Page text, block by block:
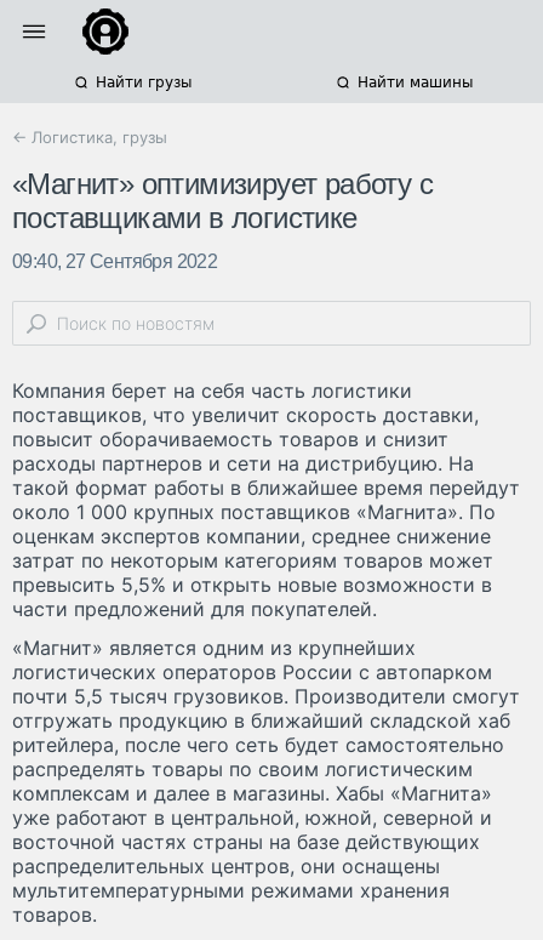
Найти грузы Найти машины
← Логистика, грузы
«Магнит» оптимизирует работу с
поставщиками в логистике
09:40, 27 Сентября 2022
Компания берет на себя часть логистики
поставщиков, что увеличит скорость доставки,
повысит оборачиваемость товаров и снизит
расходы партнеров и сети на дистрибуцию. На
такой формат работы в ближайшее время перейдут
около 1 000 крупных поставщиков «Магнита». По
оценкам экспертов компании, среднее снижение
затрат по некоторым категориям товаров может
превысить 5,5% и открыть новые возможности в
части предложений для покупателей.
«Магнит» является одним из крупнейших
логистических операторов России с автопарком
почти 5,5 тысяч грузовиков. Производители смогут
отгружать продукцию в ближайший складской хаб
ритейлера, после чего сеть будет самостоятельно
распределять товары по своим логистическим
комплексам и далее в магазины. Хабы «Магнита»
уже работают в центральной, южной, северной и
восточной частях страны на базе действующих
распределительных центров, они оснащены
мультитемпературными режимами хранения
товаров.